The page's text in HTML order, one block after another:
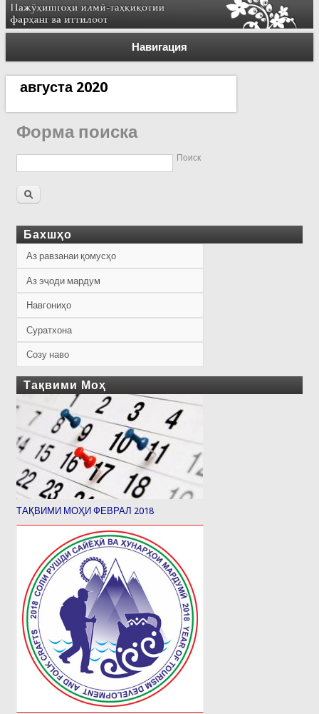
Навигация
августа 2020
Форма поиска
Поиск
Бахшҳо
Аз равзанаи қомусҳо
Аз эҷоди мардум
Навгониҳо
Суратхона
Созу наво
Тақвими Моҳ
ТАҚВИМИ МОҲИ ФЕВРАЛ 2018